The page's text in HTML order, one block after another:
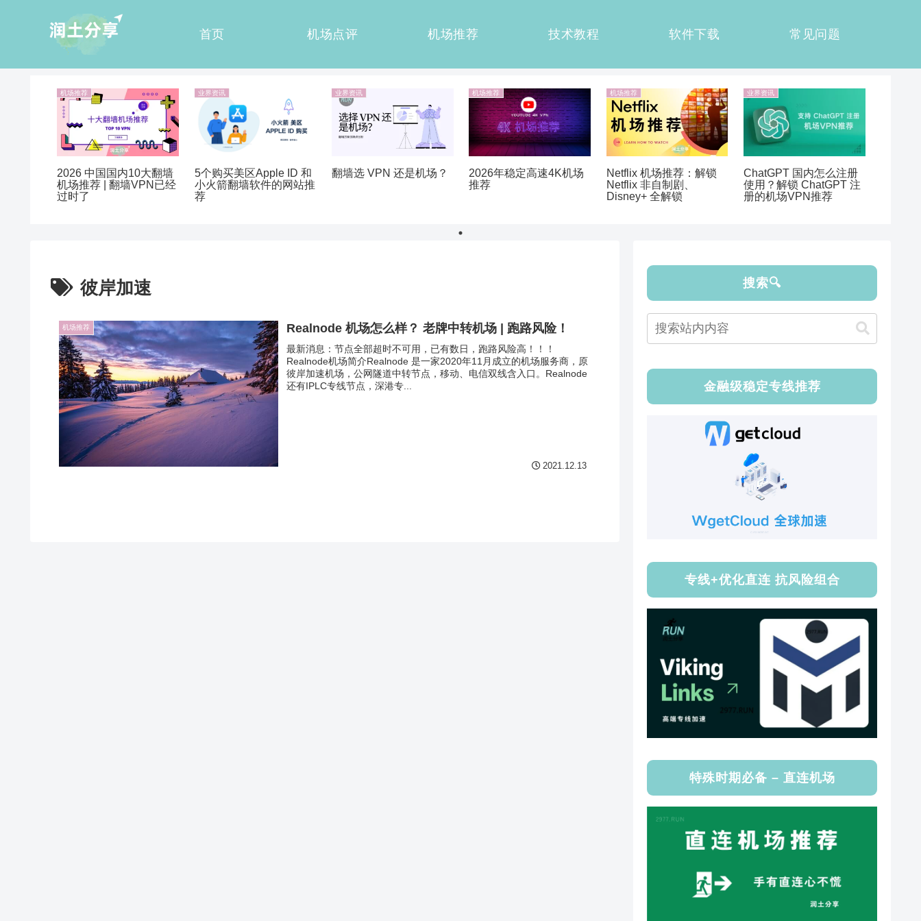
首页 机场点评 机场推荐 技术教程 软件下载 常见问题
机场推荐
2026 中国国内10大翻墙
机场推荐 | 翻墙VPN已经
过时了
业界资讯
5个购买美区Apple ID 和
小火箭翻墙软件的网站推
荐
业界资讯
翻墙选 VPN 还是机场？
机场推荐
2026年稳定高速4K机场
推荐
机场推荐
Netflix 机场推荐：解锁
Netflix 非自制剧、
Disney+ 全解锁
业界资讯
ChatGPT 国内怎么注册
使用？解锁 ChatGPT 注
册的机场VPN推荐
彼岸加速
机场推荐 Realnode 机场怎么样？ 老牌中转机场 | 跑路风险！
最新消息：节点全部超时不可用，已有数日，跑路风险高！！！
Realnode机场简介Realnode 是一家2020年11月成立的机场服务商，原
彼岸加速机场，公网隧道中转节点，移动、电信双线含入口。Realnode
还有IPLC专线节点，深港专...
2021.12.13
搜索🔍
金融级稳定专线推荐
专线+优化直连 抗风险组合
特殊时期必备 – 直连机场